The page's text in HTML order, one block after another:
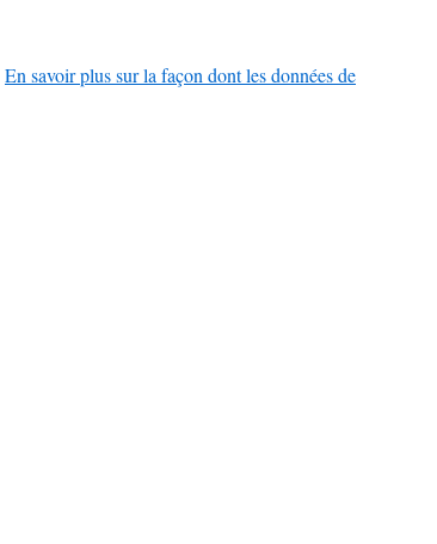
En savoir plus sur la façon dont les données de